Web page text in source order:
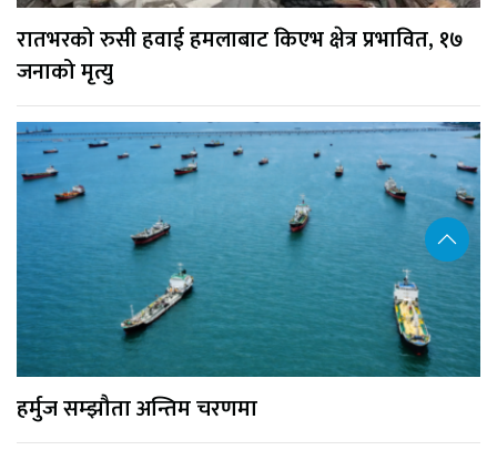
रातभरको रुसी हवाई हमलाबाट किएभ क्षेत्र प्रभावित, १७
जनाको मृत्यु
हर्मुज सम्झौता अन्तिम चरणमा